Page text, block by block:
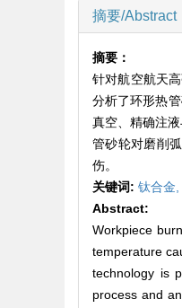
摘要/Abstract
摘要：
针对航空航天
分析了环形热
真空、精确注
管砂轮对磨削
伤。
关键词: 钛合金,
Abstract:
Workpiece
temperature
technology is
process and